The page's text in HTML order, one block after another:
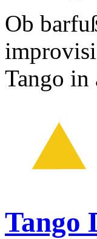
Ob
Tango in
Tango